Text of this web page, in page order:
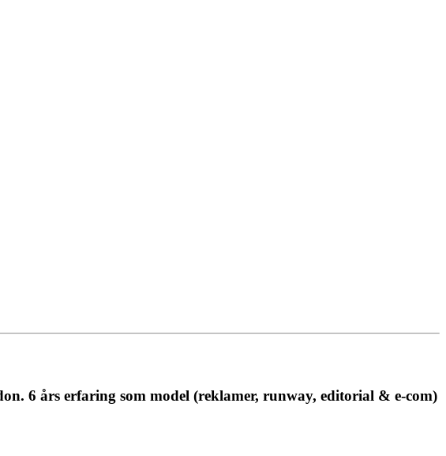
6 års erfaring som model (reklamer, runway, editorial & e-com)